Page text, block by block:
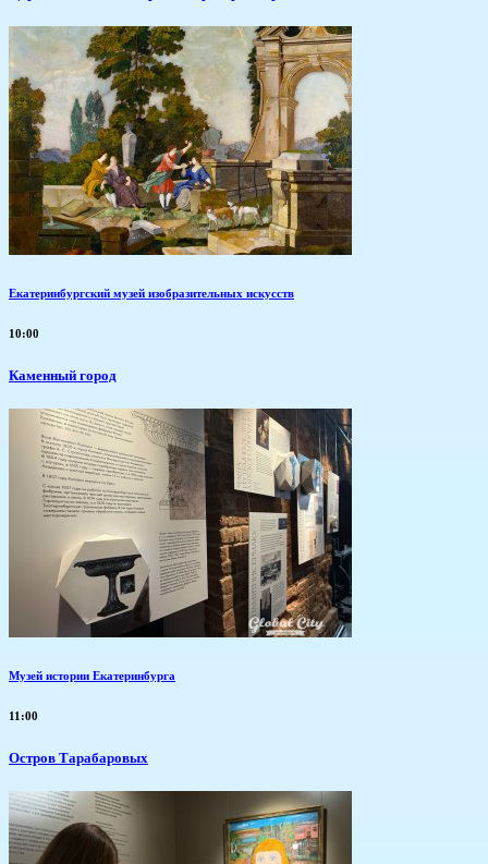
Екатеринбургский музей изобразительных искусств
10:00
Каменный город
Музей истории Екатеринбурга
11:00
Остров Тарабаровых